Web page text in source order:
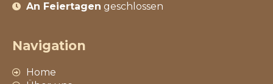
An Feiertagen geschlossen
Navigation
Home